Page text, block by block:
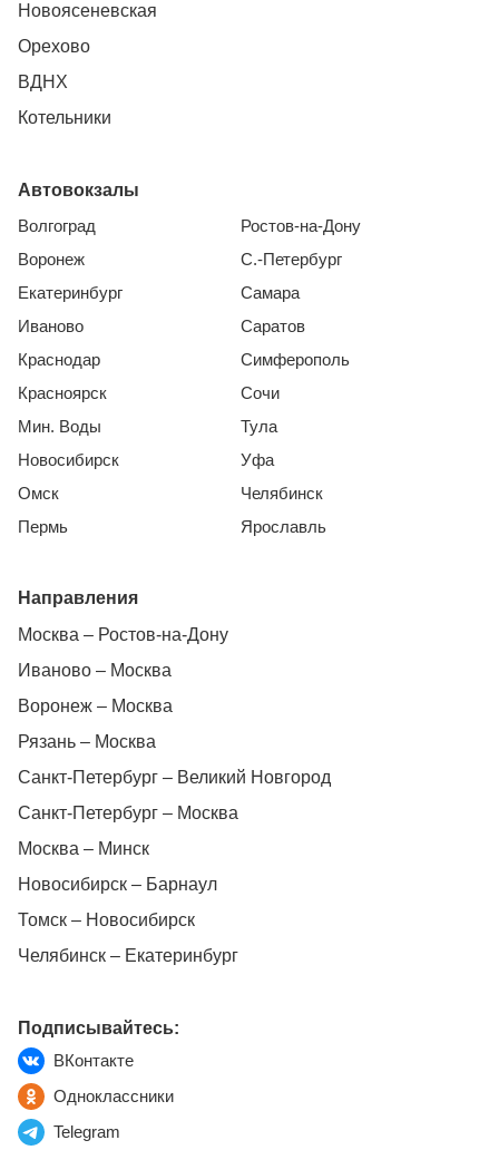
Новоясеневская
Орехово
ВДНХ
Котельники
Автовокзалы
Волгоград
Воронеж
Екатеринбург
Иваново
Краснодар
Красноярск
Мин. Воды
Новосибирск
Омск
Пермь
Ростов-на-Дону
С.-Петербург
Самара
Саратов
Симферополь
Сочи
Тула
Уфа
Челябинск
Ярославль
Направления
Москва – Ростов-на-Дону
Иваново – Москва
Воронеж – Москва
Рязань – Москва
Санкт-Петербург – Великий Новгород
Санкт-Петербург – Москва
Москва – Минск
Новосибирск – Барнаул
Томск – Новосибирск
Челябинск – Екатеринбург
Подписывайтесь:
ВКонтакте
Одноклассники
Telegram